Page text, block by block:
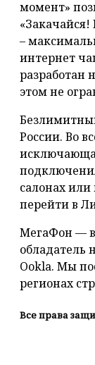
момент»
–
интернет
разработан
этом не
России. Во
салонах
перейти в
МегаФон —
обладатель
Ookla. Мы
регионах
Все права